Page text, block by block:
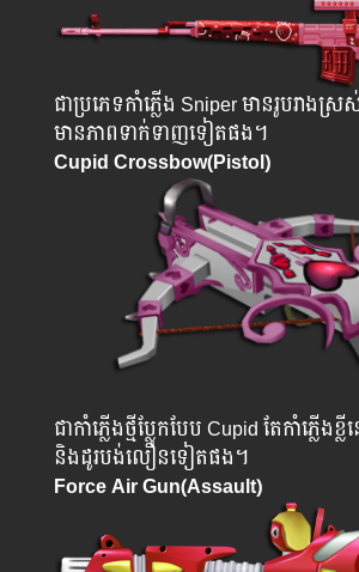
ជា​ប្រភេទ​កាំភ្លើង Sniper មានរូបរាង
មានភាពទាក់ទាញទៀតផង។
Cupid Crossbow(Pistol)
ជាកាំភ្លើងថ្មីប្លែកបែប Cupid តែកាំភ្លើងខ្
និងដូរបង់លឿនទៀតផង។
Force Air Gun(Assault)